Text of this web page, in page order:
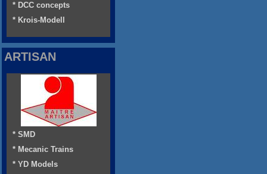
* DCC concepts
* Krois-Modell
ARTISAN
* SMD
* Mecanic Trains
* YD Models